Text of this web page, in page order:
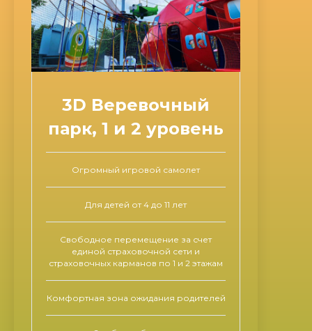
3D Веревочный
парк, 1 и 2 уровень
Огромный игровой самолет
Для детей от 4 до 11 лет
Свободное перемещение за счет
единой страховочной сети и
страховочных карманов по 1 и 2 этажам
Комфортная зона ожидания родителей